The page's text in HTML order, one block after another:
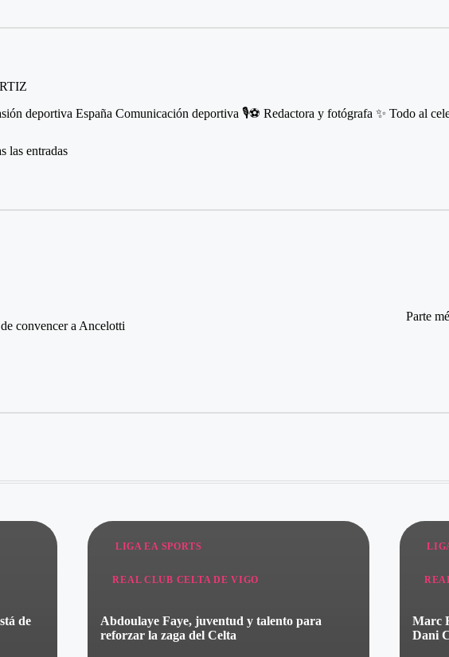
deportiva España Comunicación deportiva 🎙️⚽️ Redactora y fotógrafa ✨ Todo al
las entradas
convencer a Ancelotti
Parte
de
Publicado
LIGA EA SPORTS
REAL CLUB CELTA DE VIGO
Abdoulaye Faye, juventud y talento para
reforzar la zaga del Celta
Marc
Dani